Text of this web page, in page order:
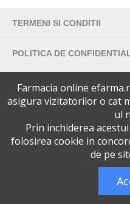
TERMENI SI CONDITII
POLITICA DE
VERSIUNEA DESKTOP
Dreptul de autor © efarma.ro - Toate
Farmacia online
asigura vizitatorilor o cat
ul
Prin inchiderea
folosirea cookie in
de pe